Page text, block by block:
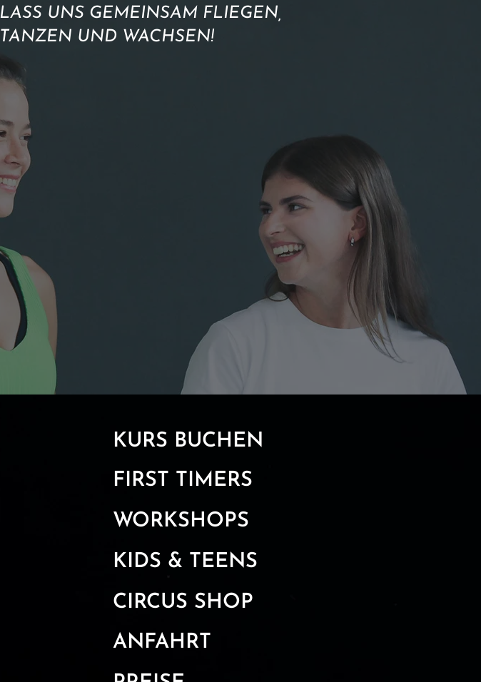
LASS UNS GEMEINSAM FLIEGEN,
TANZEN UND WACHSEN!
KURS BUCHEN​
FIRST TIMERS
WORKSHOPS
KIDS & TEENS
CIRCUS SHOP
ANFAHRT